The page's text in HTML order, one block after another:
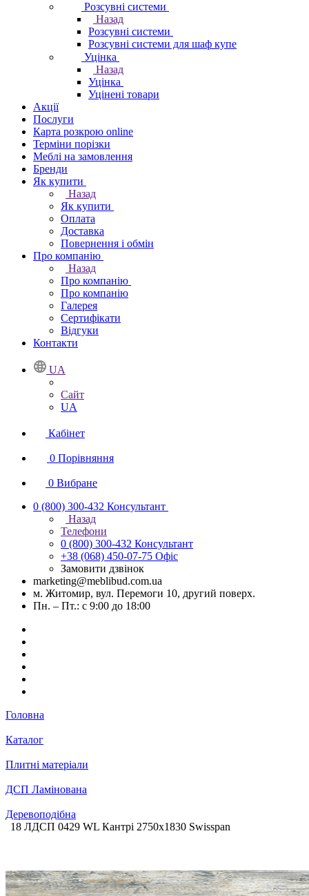
Розсувні системи
Назад
Розсувні системи
Розсувні системи для шаф купе
Уцінка
Назад
Уцінка
Уцінені товари
Акції
Послуги
Карта розкрою online
Терміни порізки
Меблі на замовлення
Бренди
Як купити
Назад
Як купити
Оплата
Доставка
Повернення і обмін
Про компанію
Назад
Про компанію
Про компанію
Галерея
Сертифікати
Відгуки
Контакти
UA
Сайт
UA
Кабінет
0 Порівняння
0 Вибране
0 (800) 300-432 Консультант
Назад
Телефони
0 (800) 300-432 Консультант
+38 (068) 450-07-75 Офіс
Замовити дзвінок
marketing@meblibud.com.ua
м. Житомир, вул. Перемоги 10, другий поверх.
Пн. – Пт.: с 9:00 до 18:00
Головна
Каталог
Плитні матеріали
ДСП Ламінована
Деревоподібна
18 ЛДСП 0429 WL Кантрі 2750х1830 Swisspan